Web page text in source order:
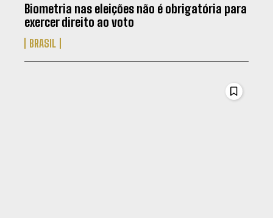
Biometria nas eleições não é obrigatória para
exercer direito ao voto
BRASIL